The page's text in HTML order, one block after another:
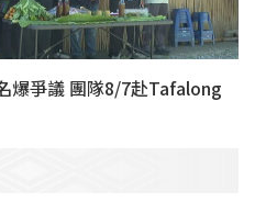
爆爭議 團隊8/7赴Tafalong